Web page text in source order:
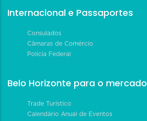
Internacional e Passaportes
Consulados
Câmaras de Comércio
Polícia Federal
Belo Horizonte para o mercado
Trade Turístico
Calendário Anual de Eventos